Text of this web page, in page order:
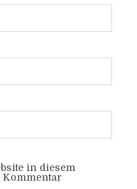
in diesem